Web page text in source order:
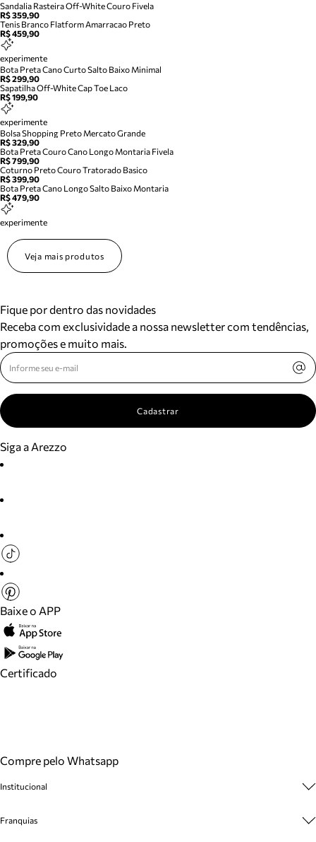
Sandalia Rasteira Off-White Couro Fivela
R$ 359,90
Tenis Branco Flatform Amarracao Preto
R$ 459,90
experimente
Bota Preta Cano Curto Salto Baixo Minimal
R$ 299,90
Sapatilha Off-White Cap Toe Laco
R$ 199,90
experimente
Bolsa Shopping Preto Mercato Grande
R$ 329,90
Bota Preta Couro Cano Longo Montaria Fivela
R$ 799,90
Coturno Preto Couro Tratorado Basico
R$ 399,90
Bota Preta Cano Longo Salto Baixo Montaria
R$ 479,90
experimente
Veja mais produtos
Fique por dentro das novidades
Receba com exclusividade a nossa newsletter com tendências,
promoções e muito mais.
Cadastrar
Siga a Arezzo
Baixe o APP
Certificado
Compre pelo Whatsapp
Institucional
Cashback
Franquias